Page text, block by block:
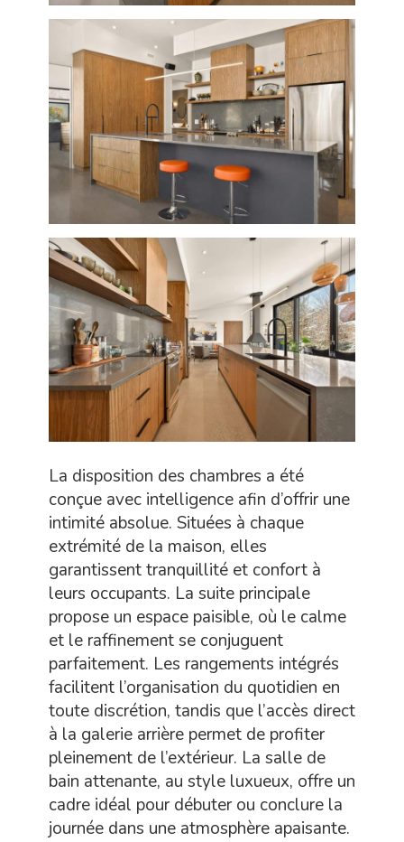
La disposition des chambres a été
conçue avec intelligence afin d’offrir une
intimité absolue. Situées à chaque
extrémité de la maison, elles
garantissent tranquillité et confort à
leurs occupants. La suite principale
propose un espace paisible, où le calme
et le raffinement se conjuguent
parfaitement. Les rangements intégrés
facilitent l’organisation du quotidien en
toute discrétion, tandis que l’accès direct
à la galerie arrière permet de profiter
pleinement de l’extérieur. La salle de
bain attenante, au style luxueux, offre un
cadre idéal pour débuter ou conclure la
journée dans une atmosphère apaisante.